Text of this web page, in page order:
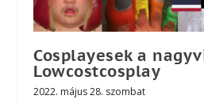
Cosplayesek a
Lowcostcosplay
2022. május 28. szombat